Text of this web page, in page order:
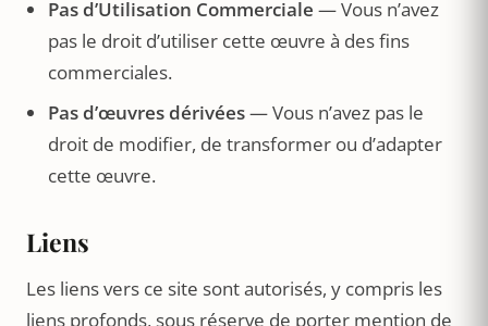
Pas d’Utilisation Commerciale — Vous n’avez
pas le droit d’utiliser cette œuvre à des fins
commerciales.
Pas d’œuvres dérivées— Vous n’avez pas le
droit de modifier, de transformer ou d’adapter
cette œuvre.
Liens
Les liens vers ce site sont autorisés, y compris les
liens profonds, sous réserve de porter mention de